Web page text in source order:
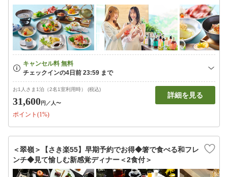
お1人さま1泊（2名1室利用時） (税込)
31,600円 ／人〜
ポイント(1%)
詳細を見る
＜翠嶺＞【さき楽55】早期予約でお得◆箸で食べる和フレ
ンチ◆見て愉しむ新感覚ディナー＜2食付＞